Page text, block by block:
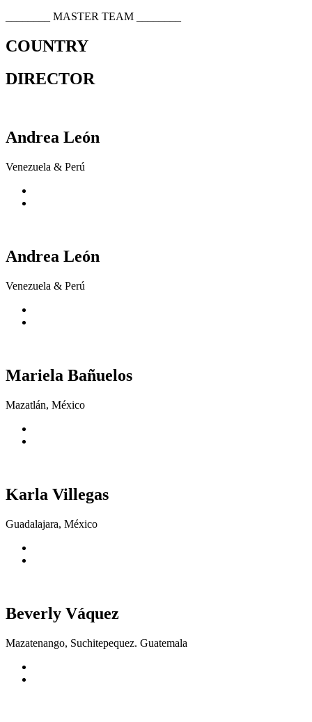
MASTER TEAM
COUNTRY
DIRECTOR
Andrea León
Venezuela & Perú
Andrea León
Venezuela & Perú
Mariela Bañuelos
Mazatlán, México
Karla Villegas
Guadalajara, México
Beverly Váquez
Mazatenango, Suchitepequez. Guatemala